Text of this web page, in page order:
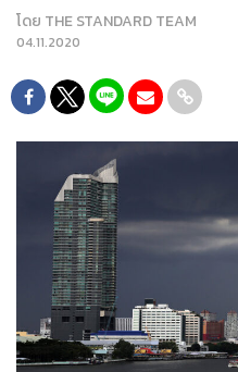
โดย THE STANDARD TEAM
04.11.2020